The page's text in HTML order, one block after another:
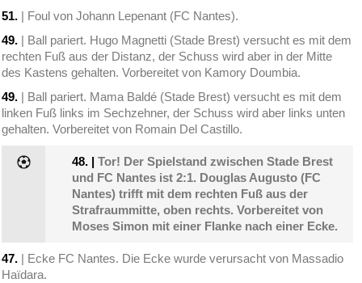
51. | Foul von Johann Lepenant (FC Nantes).
49. | Ball pariert. Hugo Magnetti (Stade Brest) versucht es mit dem
rechten Fuß aus der Distanz, der Schuss wird aber in der Mitte
des Kastens gehalten. Vorbereitet von Kamory Doumbia.
49. | Ball pariert. Mama Baldé (Stade Brest) versucht es mit dem
linken Fuß links im Sechzehner, der Schuss wird aber links unten
gehalten. Vorbereitet von Romain Del Castillo.
48. |Tor! Der Spielstand zwischen Stade Brest
und FC Nantes ist 2:1. Douglas Augusto (FC
Nantes) trifft mit dem rechten Fuß aus der
Strafraummitte, oben rechts. Vorbereitet von
Moses Simon mit einer Flanke nach einer Ecke.
47. | Ecke FC Nantes. Die Ecke wurde verursacht von Massadio
Haïdara.